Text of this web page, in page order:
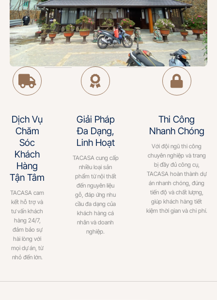
Dịch Vụ
Chăm
Sóc
Khách
Hàng
Tận Tâm
TACASA cam
kết hỗ trợ và
tư vấn khách
hàng 24/7,
đảm bảo sự
hài lòng với
mọi dự án, từ
nhỏ đến lớn.
Giải Pháp
Đa Dạng,
Linh Hoạt
TACASA cung cấp
nhiều loại sản
phẩm từ nội thất
đến nguyên liệu
gỗ, đáp ứng nhu
cầu đa dạng của
khách hàng cá
nhân và doanh
nghiệp.
Thi Công
Nhanh Chóng
Với đội ngũ thi công
chuyên nghiệp và trang
bị đầy đủ công cụ,
TACASA hoàn thành dự
án nhanh chóng, đúng
tiến độ và chất lượng,
giúp khách hàng tiết
kiệm thời gian và chi phí.